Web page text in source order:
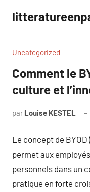
contenu
Uncategorized
Comment le
culture et
par Louise KESTEL
Le concept de BYOD
permet aux
personnels dans un
pratique en forte